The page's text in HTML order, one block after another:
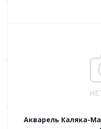
Акварель Каляка-